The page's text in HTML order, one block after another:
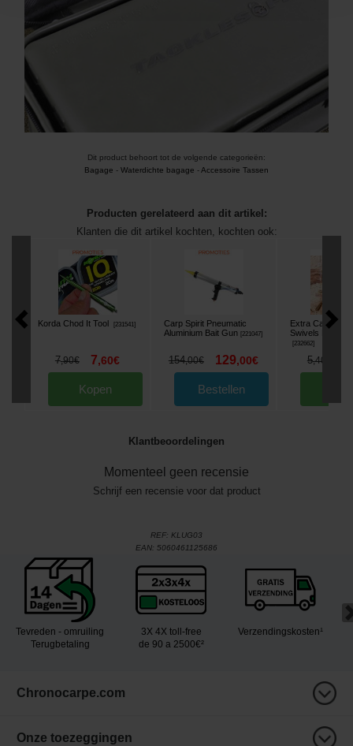
Dit product behoort tot de volgende categorieën:
Bagage - Waterdichte bagage -Accessoire Tassen
Producten gerelateerd aan dit artikel:
Klanten die dit artikel kochten, kochten ook:
Korda Chod It Tool [231541]
7,90€ 7,60€
Kopen
Carp Spirit Pneumatic
Aluminium Bait Gun [221047]
154,00€ 129,00€
Bestellen
Extra Carp
Swivels Extra
[232662]
5,40
Klantbeoordelingen
Momenteel geen recensie
Schrijf een recensie voor dat product
REF: KLUG03
EAN: 5060461125686
Tevreden - omruiling
Terugbetaling
3X 4X toll-free
de 90 a 2500€²
Verzendingskosten¹
Chronocarpe.com
Onze toezeggingen